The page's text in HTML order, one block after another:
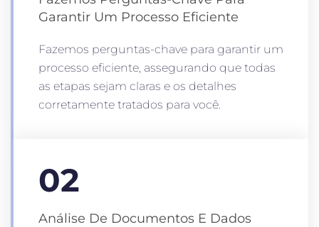
Garantir Um Processo Eficiente
Fazemos perguntas-chave para garantir um
processo eficiente, assegurando que todas
as etapas sejam claras e os detalhes
corretamente tratados para você.
02
Análise De Documentos E Dados